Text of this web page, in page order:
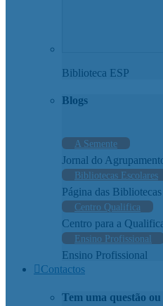
Biblioteca ESP
Blogs
A Semente
Jornal do
Bibliotecas Escolares
Página das
Centro Qualifica
Centro para a
Ensino Profissional
Ensino Profissional
Contactos
Tem uma questão